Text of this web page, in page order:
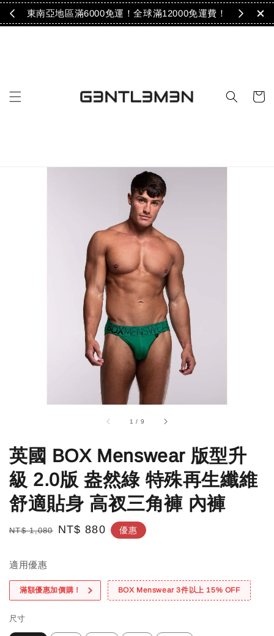
！ 東南亞地區滿6000免運！全球滿12000免運費！
1 / 9
英國 BOX Menswear 版型升
級 2.0版 盎然綠 特殊再生纖維
舒適貼身 高衩三角褲 內褲
Regular
NT$ 1,080
Sale
NT$ 880 優惠
適用優惠
滿額優惠加價購！ BOX Menswear 3件以上 15% OFF
尺寸